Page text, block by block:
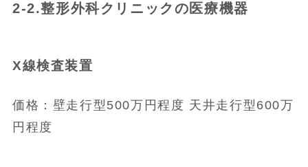
2-2.整形外科クリニックの医療機器
X線検査装置
価格：壁走行型500万円程度 天井走行型600万
円程度